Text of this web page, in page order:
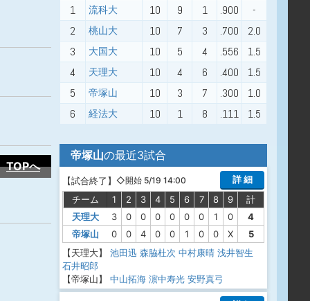
TOPへ
1 流科大 10 9 1 .900
-
2
桃山大 10 7 3 .700
2.0
3
大国大 10 5 4 .556
1.5
4
天理大 10 4 6 .400
1.5
5
帝塚山 10 3 7 .300
1.0
6
経法大 10 1 8 .111 1.5
帝塚山の最近3試合
【試合終了】 ◇開始 5/19 14:00
詳 細
チーム
1 2 3 4 5 6 7 8 9
計
天理大
3 0 0 0 0 0 0 1 0
4
帝塚山
0 0 4 0 0 1 0 0 X
5
【天理大】
池田迅 森脇杜次 中村康晴 浅井智生
石井昭郎
【帝塚山】
中山拓海 濵中寿光 安野真弓